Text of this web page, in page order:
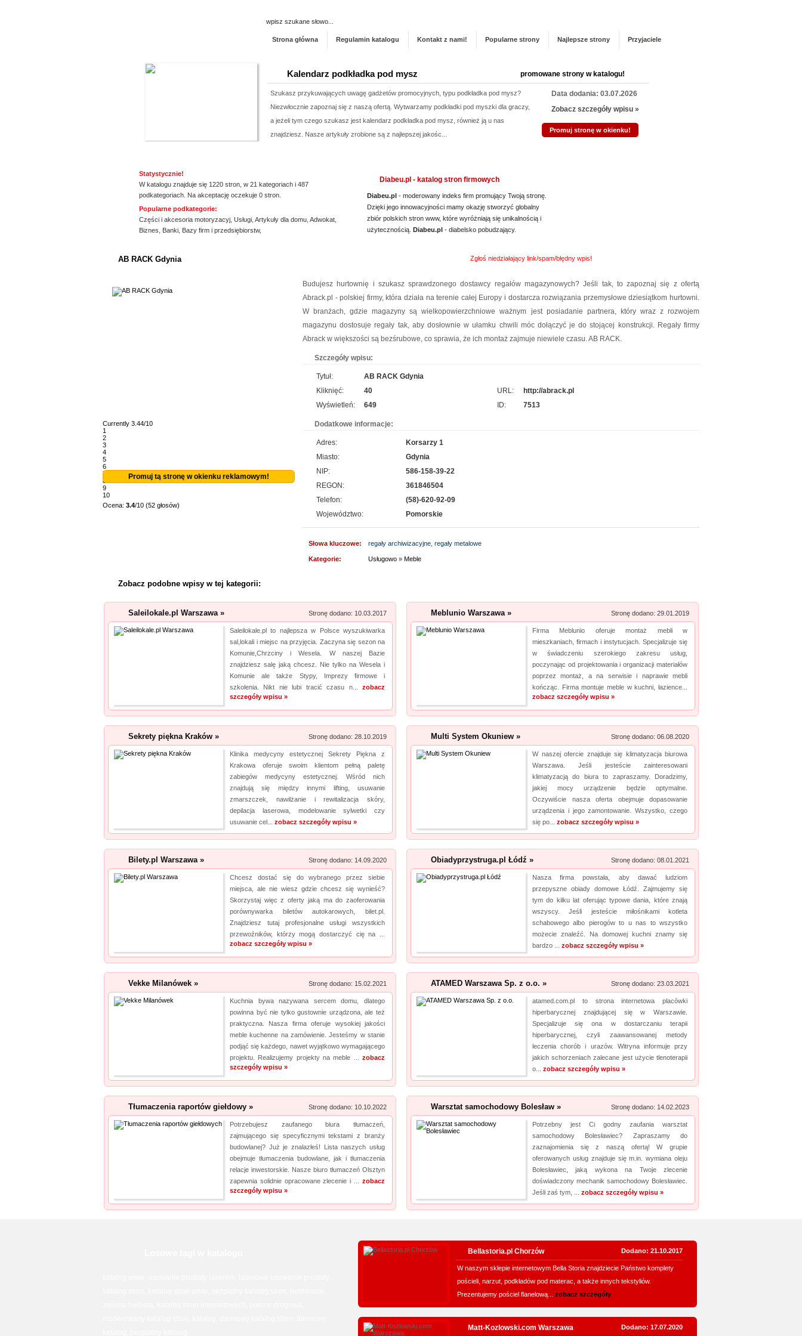
Strona główna Regulamin katalogu Kontakt z nami! Popularne strony Najlepsze strony Przyjaciele
Kalendarz podkładka pod mysz promowane strony w katalogu!
Szukasz przykuwających uwagę gadżetów promocyjnych, typu podkładka pod mysz?
Niezwłocznie zapoznaj się z naszą ofertą. Wytwarzamy podkładki pod myszki dla graczy,
a jeżeli tym czego szukasz jest kalendarz podkładka pod mysz, również ją u nas
znajdziesz. Nasze artykuły zrobione są z najlepszej jakośc...
Data dodania: 03.07.2026
Zobacz szczegóły wpisu »
Promuj stronę w okienku!
Mikropolaryzacja mózgu, to jedna z terapii, która pozwala osiągać efekty w walce o powrót
do pełnej sprawności dziecka. Mikropolaryzacja jest bezbolesna i nieinwazyjna. Wykonuje
ją Ośrodek Intensywnej Rehabilitacji Dzieci Michałkowo. Oczywiście poza tym
wdrażanych jest wiele innych terapii dopasowan...
Jesteśmy firmą oferującą innowacyjne urządzenia dla systemów chłodzenia. Obsługujemy
Data dodania: 07.07.2026
Zobacz szczegóły wpisu »
Promuj stronę w okienku!
Profile aluminiowe Łódź promowane strony w katalogu!
Prowadzony przez nas sklep metalowy Łódź wyróżnia się obszerną listą produktów,
przydatnych tak samo w domu, jak i na zewnątrz. Nasza propozycja obejmuje m. in.
wytrzymałe wkręty Łódź oraz oryginalnie wyglądające met...
naszą propozycję. Uwzględnia ona dobre jakościowo worki do pasteryzacji i szereg
innych wyrobów. Sprzedajemy również worki doypack, a jeżeli tym, czego szukasz, są
worki do sterylizacji, również je u nas nabędziesz....
Szpital Specjalista
Szpital Specjalista, to placówka na najwyższym poziomie. Działają tam zarówno poradnie,
usuwanie kamieni nerkowych. Jak więc widać, operacja laserowa jest powszechna. Daje
to pacjentom możliwość szybkiego powrotu d...
Sklep lema24. pl funkcjonuje jako sklep detaliczny oraz hurtownia sukienek i innych
rodzajów odzieży. Oferta jest nieustannie poszerzana o nowe modele. Jest to zarówno
odzież damska xxl, jak i rozmiary mniejsze. Każda kobieta znajdzie dla siebie eleganckie
sukienki xxl, jak i wygodny komplet dresowy...
Zobacz szczegóły wpisu »
Promuj stronę w okienku!
Archiwizacja dokumentacji medycznej promowane strony w katalogu!
Oferujemy zgłaszającym się do nas zleceniodawcom kompleksowe usługi archiwizacyjne.
Dzięki nam Twoje biuro zyska więcej wolnego miejsca. Archiwizacja dokumentów
księgowych to nasza specjalność, a ochrona poufnych informacji jest naszym kluczowym
Data dodania: 20.07.2026
Promuj stronę w okienku!
Kwant-Lab - akredytowane laboratorium pomiarowe
promowane strony w katalogu!
każdy, kogo interesują pomiary pola elektromagnetycznego w środowisku pracy i nie tylko.
Laboratorium akredytowane posiada odpowiednią aparaturę oraz wiedzę, by dokonać
rzetelnych pomiarów. Jeśli chodzi o pole elektro...
Data dodania: 16.07.2026
Zobacz szczegóły wpisu »
Promuj stronę w okienku!
Diabeu.pl - katalog stron firmowych
Diabeu.pl - moderowany indeks firm promujący Twoją stronę.
Dzięki jego innowacyjności mamy okazję stworzyć globalny
zbiór polskich stron www, które wyróżniają się unikalnością i
użytecznością. Diabeu.pl - diabelsko pobudzający.
Statystycznie!
W katalogu znajduje się 1220 stron, w 21 kategoriach i 487
podkategoriach. Na akceptację oczekuje 0 stron.
Popularne podkategorie:
Części i akcesoria motoryzacyj Usługi Artykuły dla domu Adwokat
Biznes
Banki Bazy firm i przedsiębiorstw,
AB RACK Gdynia Zgłoś niedziałający link/spam/błędny wpis!
Currently 3.44/10
1
2
3
4
5
6
7
8
9
10
Ocena: 3.4/10 (52 głosów)
Promuj tą stronę w okienku reklamowym!
Budujesz hurtownię i szukasz sprawdzonego dostawcy regałów magazynowych? Jeśli tak, to zapoznaj się z ofertą
Abrack.pl - polskiej firmy, która działa na terenie całej Europy i dostarcza rozwiązania przemysłowe dziesiątkom hurtowni.
W branżach, gdzie magazyny są wielkopowierzchniowe ważnym jest posiadanie partnera, który wraz z rozwojem
magazynu dostosuje regały tak, aby dosłownie w ułamku chwili móc dołączyć je do stojącej konstrukcji. Regały firmy
Abrack w większości są bezśrubowe, co sprawia, że ich montaż zajmuje niewiele czasu. AB RACK.
Szczegóły wpisu:
Tytuł:
AB RACK Gdynia
Kliknięć:
40 URL:
http://abrack.pl
Wyświetleń:
649 ID: 7513
Dodatkowe informacje:
Adres:
Korsarzy 1
Miasto:
Gdynia
NIP:
586-158-39-22
REGON:
361846504
Telefon:
(58)-620-92-09
Województwo:
Pomorskie
Słowa kluczowe: regały archiwizacyjne, regały metalowe
Kategorie: Usługowo » Meble
Zobacz podobne wpisy w tej kategorii:
Saleilokale.pl Warszawa » Stronę dodano: 10.03.2017
Saleilokale.pl to najlepsza w Polsce wyszukiwarka
sal,lokali i miejsc na przyjęcia. Zaczyna się sezon na
Komunie,Chrzciny i Wesela. W naszej Bazie
znajdziesz salę jaką chcesz. Nie tylko na Wesela i
Komunie ale także Stypy, Imprezy firmowe i
szkolenia. Nikt nie lubi tracić czasu n... zobacz
szczegóły wpisu »
Meblunio Warszawa » Stronę dodano: 29.01.2019
Firma Meblunio oferuje montaż mebli w
mieszkaniach, firmach i instytucjach. Specjalizuje się
w świadczeniu szerokiego zakresu usług,
poczynając od projektowania i organizacji materiałów
poprzez montaż, a na serwisie i naprawie mebli
kończąc. Firma montuje meble w kuchni, łazience...
zobacz szczegóły wpisu »
Sekrety piękna Kraków » Stronę dodano: 28.10.2019
Klinika medycyny estetycznej Sekrety Piękna z
Krakowa oferuje swoim klientom pełną paletę
zabiegów medycyny estetycznej. Wśród nich
znajdują się między innymi lifting, usuwanie
zmarszczek, nawilżanie i rewitalizacja skóry,
depilacja laserowa, modelowanie sylwetki czy
usuwanie cel... zobacz szczegóły wpisu »
Multi System Okuniew » Stronę dodano: 06.08.2020
W naszej ofercie znajduje się klimatyzacja biurowa
Warszawa. Jeśli jesteście zainteresowani
klimatyzacją do biura to zapraszamy. Doradzimy,
jakiej mocy urządzenie będzie optymalne.
Oczywiście nasza oferta obejmuje dopasowanie
urządzenia i jego zamontowanie. Wszystko, czego
się po... zobacz szczegóły wpisu »
Bilety.pl Warszawa » Stronę dodano: 14.09.2020
Chcesz dostać się do wybranego przez siebie
miejsca, ale nie wiesz gdzie chcesz się wynieść?
Skorzystaj więc z oferty jaką ma do zaoferowania
porównywarka biletów autokarowych, bilet.pl.
Znajdziesz tutaj profesjonalne usługi wszystkich
przewoźników, którzy mogą dostarczyć cię na ...
zobacz szczegóły wpisu »
Obiadyprzystruga.pl Łódź » Stronę dodano: 08.01.2021
Nasza firma powstała, aby dawać ludziom
przepyszne obiady domowe Łódź. Zajmujemy się
tym do kilku lat oferując typowe dania, które znają
wszyscy. Jeśli jesteście miłośnikami kotleta
schabowego albo pierogów to u nas to wszystko
możecie znaleźć. Na domowej kuchni znamy się
bardzo ... zobacz szczegóły wpisu »
Vekke Milanówek » Stronę dodano: 15.02.2021
Kuchnia bywa nazywana sercem domu, dlatego
powinna być nie tylko gustownie urządzona, ale też
praktyczna. Nasza firma oferuje wysokiej jakości
meble kuchenne na zamówienie. Jesteśmy w stanie
podjąć się każdego, nawet wyjątkowo wymagającego
projektu. Realizujemy projekty na meble ... zobacz
szczegóły wpisu »
ATAMED Warszawa Sp. z o.o. » Stronę dodano: 23.03.2021
atamed.com.pl to strona internetowa placówki
hiperbarycznej znajdującej się w Warszawie.
Specjalizuje się ona w dostarczaniu terapii
hiperbarycznej, czyli zaawansowanej metody
leczenia chorób i urazów. Witryna informuje przy
jakich schorzeniach zalecane jest użycie tlenoterapii
o... zobacz szczegóły wpisu »
Tłumaczenia raportów giełdowy » Stronę dodano: 10.10.2022
Potrzebujesz zaufanego biura tłumaczeń,
zajmującego się specyficznymi tekstami z branży
budowlanej? Już je znalazłeś! Lista naszych usług
obejmuje tłumaczenia budowlane, jak i tłumaczenia
relacje inwestorskie. Nasze biuro tłumaczeń Olsztyn
zapewnia solidnie opracowane zlecenie i ... zobacz
szczegóły wpisu »
Warsztat samochodowy Bolesław » Stronę dodano: 14.02.2023
Potrzebny jest Ci godny zaufania warsztat
samochodowy Bolesławiec? Zapraszamy do
zaznajomienia się z naszą ofertą! W grupie
oferowanych usług znajduje się m.in. wymiana oleju
Bolesławiec, jaką wykona na Twoje zlecenie
doświadczony mechanik samochodowy Bolesławiec.
Jeśli zaś tym, ... zobacz szczegóły wpisu »
Bellastoria.pl Chorzów Dodano: 21.10.2017
W naszym sklepie internetowym Bella Storia znajdziecie Państwo komplety
pościeli, narzut, podkładów pod materac, a także innych tekstyliów.
Prezentujemy pościel flanelową... zobacz szczegóły
Matt-Kozlowski.com Warszawa Dodano: 17.07.2020